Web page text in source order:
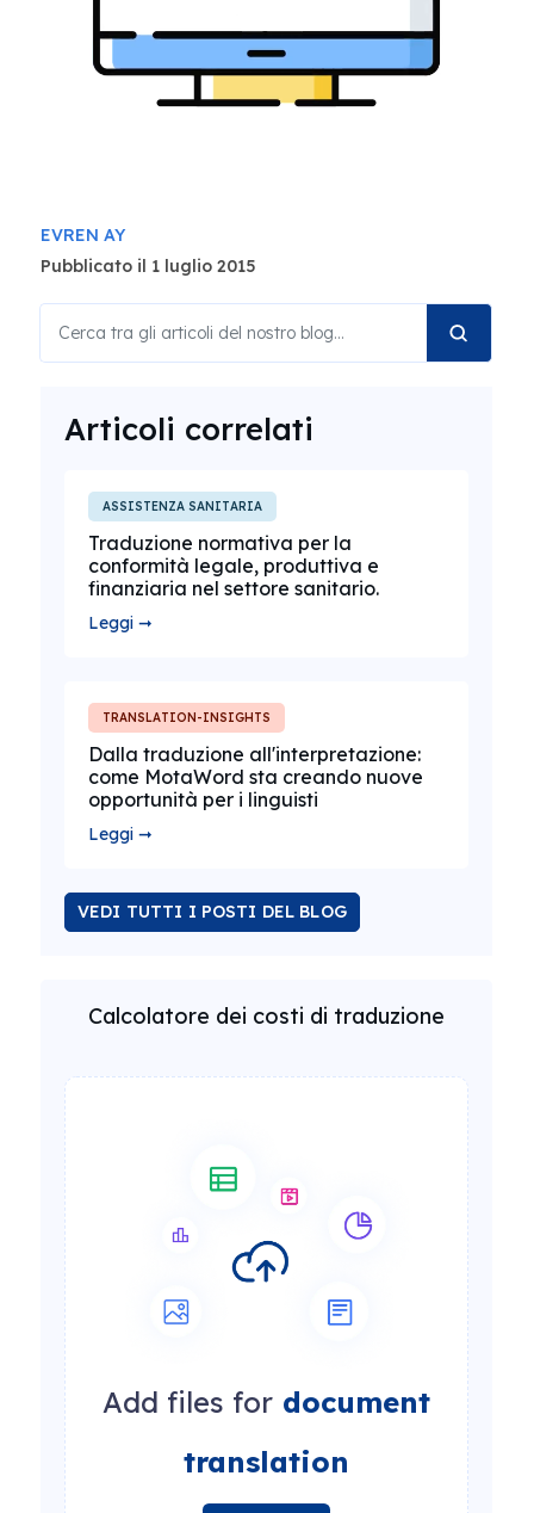
EVREN AY
Pubblicato il 1 luglio 2015
Articoli correlati
ASSISTENZA SANITARIA
Traduzione normativa per la
conformità legale, produttiva e
finanziaria nel settore sanitario.
Leggi ➞
TRANSLATION-INSIGHTS
Dalla traduzione all'interpretazione:
come MotaWord sta creando nuove
opportunità per i linguisti
Leggi ➞
VEDI TUTTI I POSTI DEL BLOG
Calcolatore dei costi di traduzione
Add files for document
translation